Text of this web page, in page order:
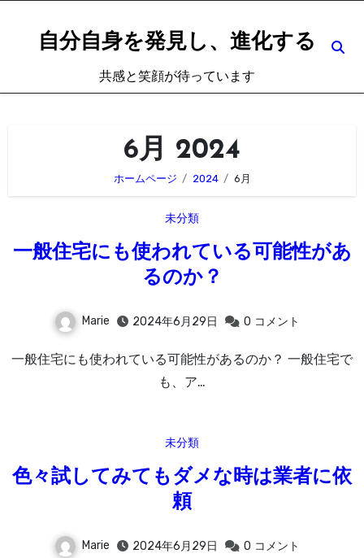
自分自身を発見し、進化する
共感と笑顔が待っています
6月 2024
ホームページ 2024 6月
未分類
一般住宅にも使われている可能性があ
るのか？
Marie 2024年6月29日 0 コメント
一般住宅にも使われている可能性があるのか？ 一般住宅で
も、ア…
未分類
色々試してみてもダメな時は業者に依
頼
Marie 2024年6月29日 0 コメント